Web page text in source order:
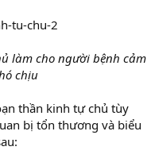
làm cho người bệnh cảm
chịu
thần kinh tự chủ tùy
bị tổn thương và biểu